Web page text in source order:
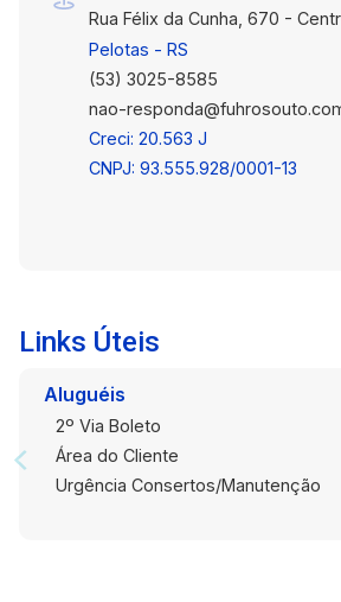
Rua Félix da Cunha, 670 -
Pelotas - RS
(53) 3025-8585
nao-
Creci: 20.563 J
CNPJ: 93.555.928/0001-13
Links Úteis
Aluguéis
2º Via Boleto
Área do Cliente
Urgência Consertos/Manutenção